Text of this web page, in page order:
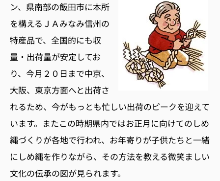
ン、県南部の飯田市に本所
を構えるＪＡみなみ信州の
特産品で、全国的にも収
量・出荷量が安定してお
り、今月２０日まで中京、
大阪、東京方面へと出荷さ
れるため、今がもっとも忙しい出荷のピークを迎えて
います。またこの時期県内ではお正月に向けてのしめ
縄づくりが各地で行われ、お年寄りが子供たちと一緒
にしめ縄を作りながら、その方法を教える微笑ましい
文化の伝承の図が見られます。